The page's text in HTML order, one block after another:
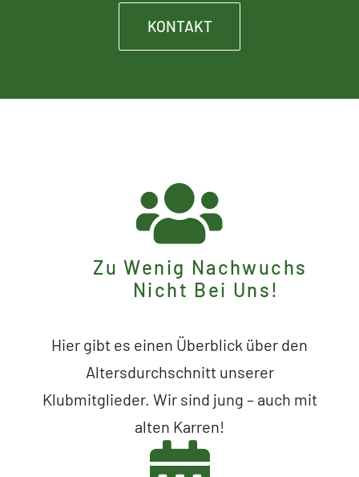
KONTAKT
Zu Wenig Nachwuchs
Nicht Bei Uns!
Hier gibt es einen Überblick über den
Altersdurchschnitt unserer
Klubmitglieder. Wir sind jung – auch mit
alten Karren!